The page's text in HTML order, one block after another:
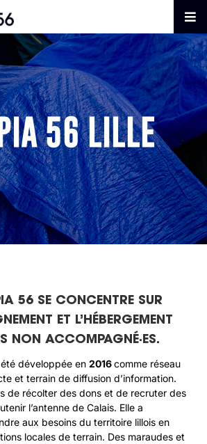
56 LILLE
56 SE CONCENTRE SUR
ET L’HÉBERGEMENT
NON ACCOMPAGNÉ·ES.
été développée en 2016comme réseau
et terrain de diffusion d’information.
de récolter des dons et de recruter des
l’antenne de Calais. Elle a
aux besoins du territoire lillois en
locales de terrain. Des maraudes et